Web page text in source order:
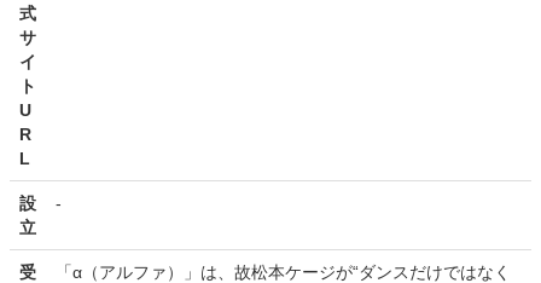
式
サ
イ
ト
U
R
L
設
立
-
受
「α（アルファ）」は、故松本ケージが“ダンスだけではなく